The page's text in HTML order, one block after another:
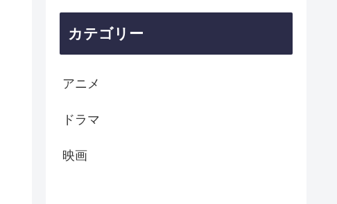
カテゴリー
アニメ
ドラマ
映画